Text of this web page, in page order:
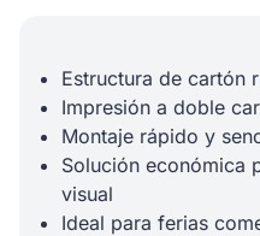
Estructura de cartón
Impresión a doble
Montaje rápido y
Solución económica
visual
Ideal para ferias